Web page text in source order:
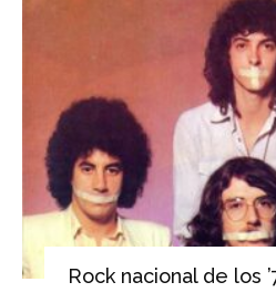
Rock nacional de los